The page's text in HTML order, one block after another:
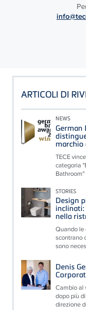
ARTICOLI DI
NEWS
German
marchio
TECE
categoria
Bathroom"
STORIES
Design
nella
Quando le
scontrano
sono
Denis
Cambio al
dopo più
direzione